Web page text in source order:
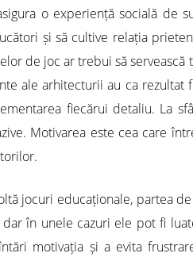
o experiență socială de
și să cultive relația
de joc ar trebui să
ale arhitecturii au ca
fiecărui detaliu. La
Motivarea este cea care
jocuri educaționale, partea
în unele cazuri ele pot fi
motivația și a evita